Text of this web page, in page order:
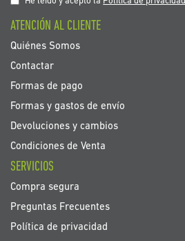
de
noticias:
ATENCIÓN AL CLIENTE
Quiénes Somos
Contactar
Formas de pago
Formas y gastos de envío
Devoluciones y cambios
Condiciones de Venta
SERVICIOS
Compra segura
Preguntas Frecuentes
Política de privacidad